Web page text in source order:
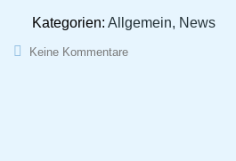
Kategorien: Allgemein, News
Keine Kommentare